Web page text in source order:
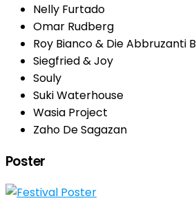
Nelly Furtado
Omar Rudberg
Roy Bianco & Die Abbruzanti
Siegfried & Joy
Souly
Suki Waterhouse
Wasia Project
Zaho De Sagazan
Poster